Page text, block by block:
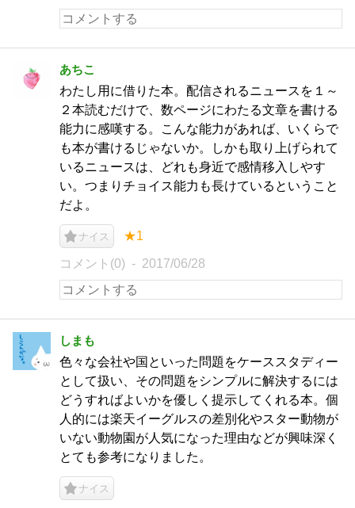
あちこ
わたし用に借りた本。配信されるニュースを１～
２本読むだけで、数ページにわたる文章を書ける
能力に感嘆する。こんな能力があれば、いくらで
も本が書けるじゃないか。しかも取り上げられて
いるニュースは、どれも身近で感情移入しやす
い。つまりチョイス能力も長けているということ
だよ。
ナイス ★1
コメント(0) 2017/06/28
しまも
色々な会社や国といった問題をケーススタディー
として扱い、その問題をシンプルに解決するには
どうすればよいかを優しく提示してくれる本。個
人的には楽天イーグルスの差別化やスター動物が
いない動物園が人気になった理由などが興味深く
とても参考になりました。
ナイス